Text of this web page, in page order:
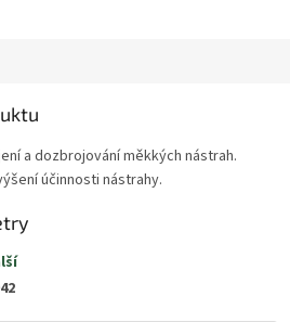
a dozbrojování měkkých nástrah.
účinnosti nástrahy.